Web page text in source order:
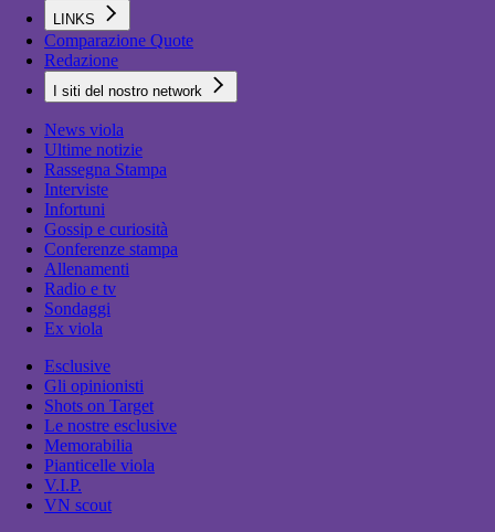
LINKS
Comparazione Quote
Redazione
I siti del nostro network
News viola
Ultime notizie
Rassegna Stampa
Interviste
Infortuni
Gossip e curiosità
Conferenze stampa
Allenamenti
Radio e tv
Sondaggi
Ex viola
Esclusive
Gli opinionisti
Shots on Target
Le nostre esclusive
Memorabilia
Pianticelle viola
V.I.P.
VN scout